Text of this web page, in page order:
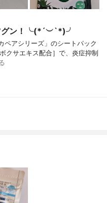
グン！╰(*´︶`*)╯
ペアシリーズ」のシートパック
クサエキス配合］で、炎症抑制